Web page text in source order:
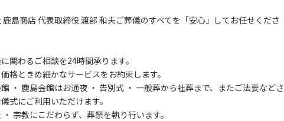
鹿島商店 代表取締役 渡部 和夫ご葬儀のすべてを「安心」してお任せくださ
関わるご相談を24時間承ります。
格ときめ細かなサービスをお約束します。
・ 鹿島会館はお通夜 ・ 告別式 ・ 一般葬から社葬まで、またご法要などさ
式にご利用いただけます。
宗教にこだわらず、葬祭を執り行います。